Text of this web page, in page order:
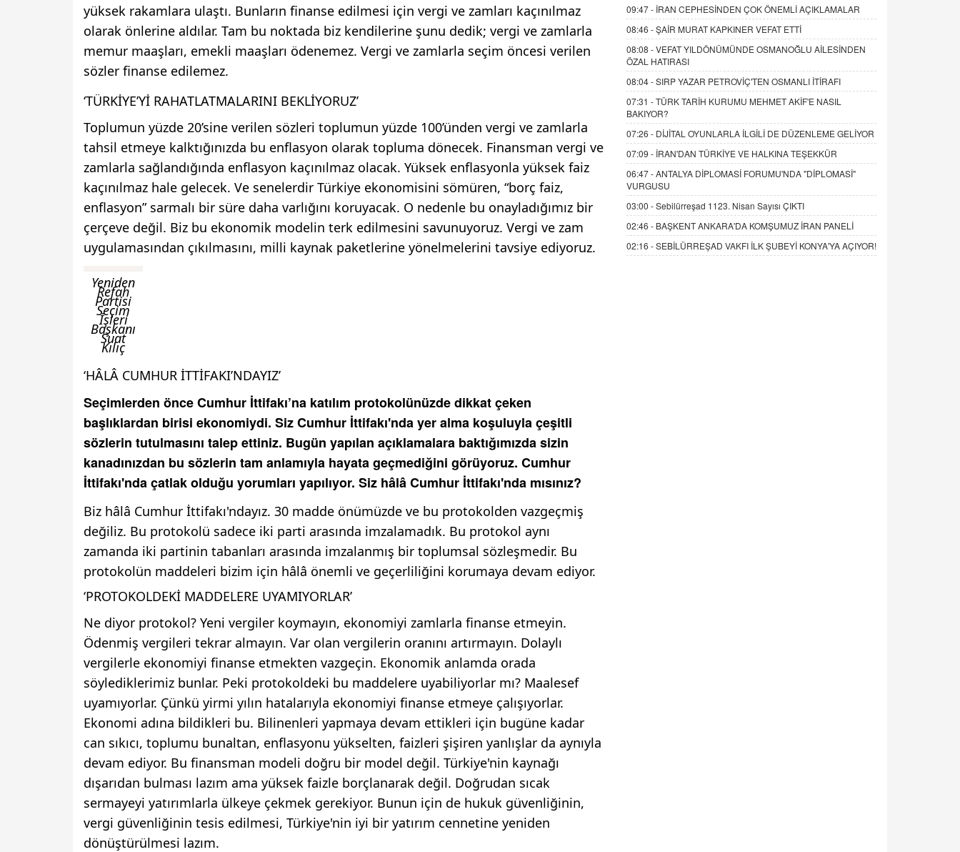
yüksek rakamlara ulaştı. Bunların finanse edilmesi için vergi ve zamları kaçınılmaz
olarak önlerine aldılar. Tam bu noktada biz kendilerine şunu dedik; vergi ve zamlarla
memur maaşları, emekli maaşları ödenemez. Vergi ve zamlarla seçim öncesi verilen
sözler finanse edilemez.
‘TÜRKİYE’Yİ RAHATLATMALARINI BEKLİYORUZ’
Toplumun yüzde 20’sine verilen sözleri toplumun yüzde 100’ünden vergi ve zamlarla
tahsil etmeye kalktığınızda bu enflasyon olarak topluma dönecek. Finansman vergi ve
zamlarla sağlandığında enflasyon kaçınılmaz olacak. Yüksek enflasyonla yüksek faiz
kaçınılmaz hale gelecek. Ve senelerdir Türkiye ekonomisini sömüren, “borç faiz,
enflasyon” sarmalı bir süre daha varlığını koruyacak. O nedenle bu onayladığımız bir
çerçeve değil. Biz bu ekonomik modelin terk edilmesini savunuyoruz. Vergi ve zam
uygulamasından çıkılmasını, milli kaynak paketlerine yönelmelerini tavsiye ediyoruz.
Yeniden
Refah
Partisi
Seçim
İşleri
Başkanı
Suat
Kılıç
‘HÂLÂ CUMHUR İTTİFAKI’NDAYIZ’
Seçimlerden önce Cumhur İttifakı’na katılım protokolünüzde dikkat çeken
başlıklardan birisi ekonomiydi. Siz Cumhur İttifakı'nda yer alma koşuluyla çeşitli
sözlerin tutulmasını talep ettiniz. Bugün yapılan açıklamalara baktığımızda sizin
kanadınızdan bu sözlerin tam anlamıyla hayata geçmediğini görüyoruz. Cumhur
İttifakı'nda çatlak olduğu yorumları yapılıyor. Siz hâlâ Cumhur İttifakı'nda mısınız?
Biz hâlâ Cumhur İttifakı'ndayız. 30 madde önümüzde ve bu protokolden vazgeçmiş
değiliz. Bu protokolü sadece iki parti arasında imzalamadık. Bu protokol aynı
zamanda iki partinin tabanları arasında imzalanmış bir toplumsal sözleşmedir. Bu
protokolün maddeleri bizim için hâlâ önemli ve geçerliliğini korumaya devam ediyor.
‘PROTOKOLDEKİ MADDELERE UYAMIYORLAR’
Ne diyor protokol? Yeni vergiler koymayın, ekonomiyi zamlarla finanse etmeyin.
Ödenmiş vergileri tekrar almayın. Var olan vergilerin oranını artırmayın. Dolaylı
vergilerle ekonomiyi finanse etmekten vazgeçin. Ekonomik anlamda orada
söylediklerimiz bunlar. Peki protokoldeki bu maddelere uyabiliyorlar mı? Maalesef
uyamıyorlar. Çünkü yirmi yılın hatalarıyla ekonomiyi finanse etmeye çalışıyorlar.
Ekonomi adına bildikleri bu. Bilinenleri yapmaya devam ettikleri için bugüne kadar
can sıkıcı, toplumu bunaltan, enflasyonu yükselten, faizleri şişiren yanlışlar da aynıyla
devam ediyor. Bu finansman modeli doğru bir model değil. Türkiye'nin kaynağı
dışarıdan bulması lazım ama yüksek faizle borçlanarak değil. Doğrudan sıcak
sermayeyi yatırımlarla ülkeye çekmek gerekiyor. Bunun için de hukuk güvenliğinin,
vergi güvenliğinin tesis edilmesi, Türkiye'nin iyi bir yatırım cennetine yeniden
dönüştürülmesi lazım.
09:47 - İRAN CEPHESİNDEN ÇOK ÖNEMLİ AÇIKLAMALAR
08:46 -ŞAİR MURAT KAPKINER VEFAT ETTİ
08:08 -VEFAT YILDÖNÜMÜNDE OSMANOĞLU AİLESİNDEN
ÖZAL HATIRASI
08:04 -SIRP YAZAR PETROVİÇ'TEN OSMANLI İTİRAFI
07:31 -TÜRK TARİH KURUMU MEHMET AKİF'E NASIL
BAKIYOR?
07:26 - DİJİTAL OYUNLARLA İLGİLİ DE DÜZENLEME GELİYOR
07:09 - İRAN'DAN TÜRKİYE VE HALKINA TEŞEKKÜR
06:47 -ANTALYA DİPLOMASİ FORUMU'NDA "DİPLOMASİ"
VURGUSU
03:00 -Sebilürreşad 1123. Nisan Sayısı ÇIKTI
02:46 - BAŞKENT ANKARA'DA KOMŞUMUZ İRAN PANELİ
02:16 -SEBİLÜRREŞAD VAKFI İLK ŞUBEYİ KONYA'YA AÇIYOR!